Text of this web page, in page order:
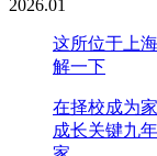
2026.01
这所位于上
解一下
在择校成为
成长关键九